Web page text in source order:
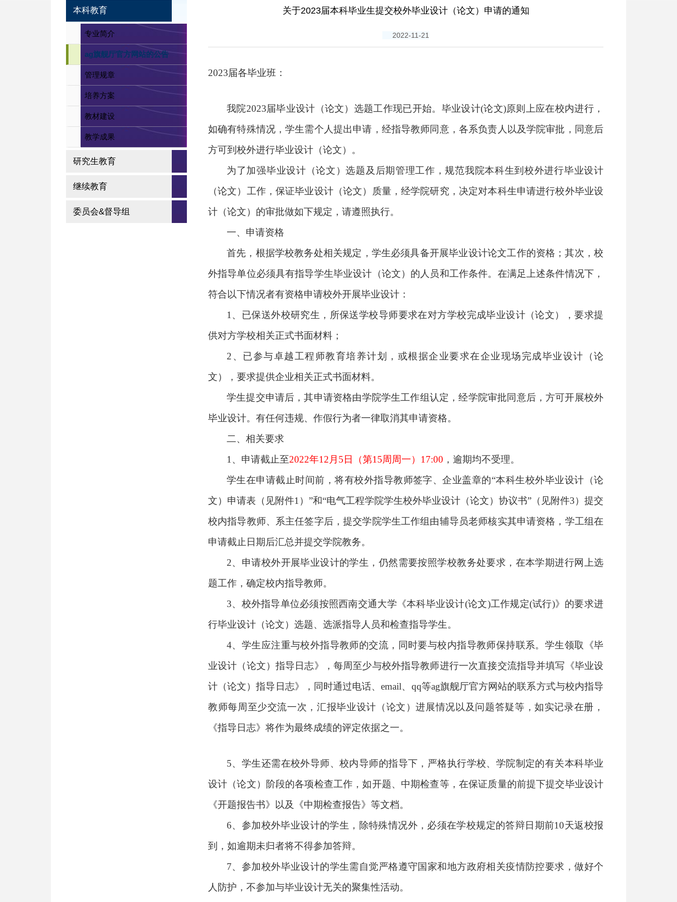
本科教育
专业简介
ag旗舰厅官方网站的公告
管理规章
培养方案
教材建设
教学成果
研究生教育
继续教育
委员会&督导组
当前位置： ag贵宾会-ag旗舰厅官方网站 > > 本科教育>ag旗舰厅官方网站的公告
关于2023届本科毕业生提交校外毕业设计（论文）申请的通知
2022-11-21
2023届各毕业班：
我院2023届毕业设计（论文）选题工作现已开始。毕业设计(论文)原则上应在校内进行，
如确有特殊情况，学生需个人提出申请，经指导教师同意，各系负责人以及学院审批，同意后
方可到校外进行毕业设计（论文）。
为了加强毕业设计（论文）选题及后期管理工作，规范我院本科生到校外进行毕业设计
（论文）工作，保证毕业设计（论文）质量，经学院研究，决定对本科生申请进行校外毕业设
计（论文）的审批做如下规定，请遵照执行。
一、申请资格
首先，根据学校教务处相关规定，学生必须具备开展毕业设计论文工作的资格；其次，校
外指导单位必须具有指导学生毕业设计（论文）的人员和工作条件。在满足上述条件情况下，
符合以下情况者有资格申请校外开展毕业设计：
1 、已保送外校研究生，所保送学校导师要求在对方学校完成毕业设计（论文），要求提
供对方学校相关正式书面材料；
2 、已参与卓越工程师教育培养计划，或根据企业要求在企业现场完成毕业设计（论
文），要求提供企业相关正式书面材料。
学生提交申请后，其申请资格由学院学生工作组认定，经学院审批同意后，方可开展校外
毕业设计。有任何违规、作假行为者一律取消其申请资格。
二、相关要求
1 、申请截止至2022年12月5日（第15周周一）17:00 ，逾期均不受理。
学生在申请截止时间前，将有校外指导教师签字、企业盖章的“本科生校外毕业设计（论
文）申请表（见附件1 ） ”和“电气工程学院学生校外毕业设计（论文）协议书” （见附件3）提交
校内指导教师、系主任签字后，提交学院学生工作组由辅导员老师核实其申请资格，学工组在
申请截止日期后汇总并提交学院教务。
2、申请校外开展毕业设计的学生，仍然需要按照学校教务处要求，在本学期进行网上选
题工作，确定校内指导教师。
3、校外指导单位必须按照西南交通大学《本科毕业设计(论文)工作规定(试行)》的要求进
行毕业设计（论文）选题、选派指导人员和检查指导学生。
4、学生应注重与校外指导教师的交流，同时要与校内指导教师保持联系。学生领取《毕
业设计（论文）指导日志》，每周至少与校外指导教师进行一次直接交流指导并填写《毕业设
计（论文）指导日志》，同时通过电话、email、 qq等ag旗舰厅官方网站的联系方式与校内指导
教师每周至少交流一次，汇报毕业设计（论文）进展情况以及问题答疑等，如实记录在册，
《指导日志》将作为最终成绩的评定依据之一。
5、学生还需在校外导师、校内导师的指导下，严格执行学校、学院制定的有关本科毕业
设计（论文）阶段的各项检查工作，如开题、中期检查等，在保证质量的前提下提交毕业设计
《开题报告书》以及《中期检查报告》等文档。
6、参加校外毕业设计的学生，除特殊情况外，必须在学校规定的答辩日期前10天返校报
到，如逾期未归者将不得参加答辩。
7、参加校外毕业设计的学生需自觉严格遵守国家和地方政府相关疫情防控要求，做好个
人防护，不参加与毕业设计无关的聚集性活动。